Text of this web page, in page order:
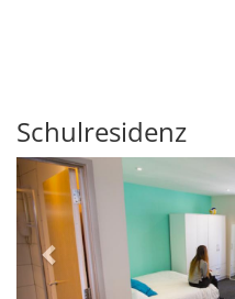
Schulresidenz
Previous